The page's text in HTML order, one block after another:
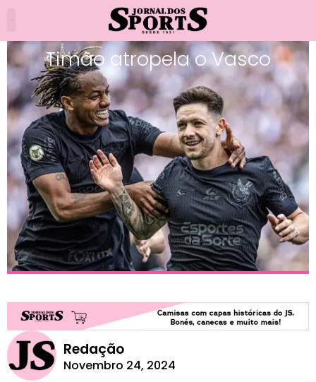
Timão atropela o Vasco
Redação
Novembro 24, 2024